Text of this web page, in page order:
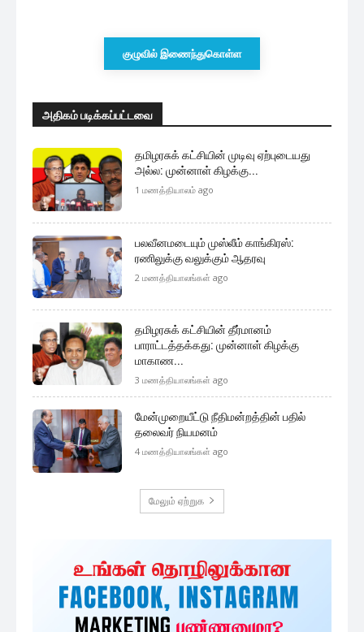
குழுவில் இணைந்துகொள்ள
அதிகம் படிக்கப்பட்டவை
தமிழரசுக் கட்சியின் முடிவு ஏற்புடையது
அல்ல: முன்னாள் கிழக்கு...
1 மணத்தியாலம் ago
பலவீனமடையும் முஸ்லீம் காங்கிரஸ்:
ரணிலுக்கு வலுக்கும் ஆதரவு
2 மணத்தியாலங்கள் ago
தமிழரசுக் கட்சியின் தீர்மானம்
பாராட்டத்தக்கது: முன்னாள் கிழக்கு
மாகாண...
3 மணத்தியாலங்கள் ago
மேன்முறையீட்டு நீதிமன்றத்தின் பதில்
தலைவர் நியமனம்
4 மணத்தியாலங்கள் ago
மேலும் ஏற்றுக